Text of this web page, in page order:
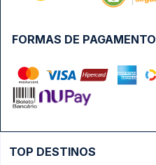
FORMAS DE PAGAMENTO
TOP DESTINOS